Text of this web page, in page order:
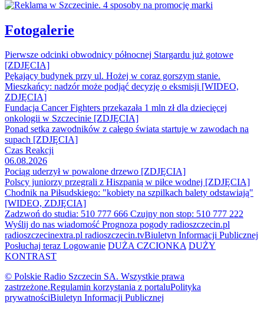
Fotogalerie
Pierwsze odcinki obwodnicy północnej Stargardu już gotowe
[ZDJĘCIA]
Pękający budynek przy ul. Hożej w coraz gorszym stanie.
Mieszkańcy: nadzór może podjąć decyzję o eksmisji [WIDEO,
ZDJĘCIA]
Fundacja Cancer Fighters przekazała 1 mln zł dla dziecięcej
onkologii w Szczecinie [ZDJĘCIA]
Ponad setka zawodników z całego świata startuje w zawodach na
supach [ZDJĘCIA]
Czas Reakcji
06.08.2026
Pociąg uderzył w powalone drzewo [ZDJĘCIA]
Polscy juniorzy przegrali z Hiszpanią w piłce wodnej [ZDJĘCIA]
Chodnik na Piłsudskiego: "kobiety na szpilkach balety odstawiają"
[WIDEO, ZDJĘCIA]
Zadzwoń do studia: 510 777 666 Czujny non stop: 510 777 222
Wyślij do nas wiadomość Prognoza pogody radioszczecin.pl
radioszczecinextra.pl radioszczecin.tvBiuletyn Informacji Publicznej
Posłuchaj teraz Logowanie DUŻA CZCIONKA DUŻY
KONTRAST
© Polskie Radio Szczecin SA. Wszystkie prawa
zastrzeżone.Regulamin korzystania z portaluPolityka
prywatnościBiuletyn Informacji Publicznej